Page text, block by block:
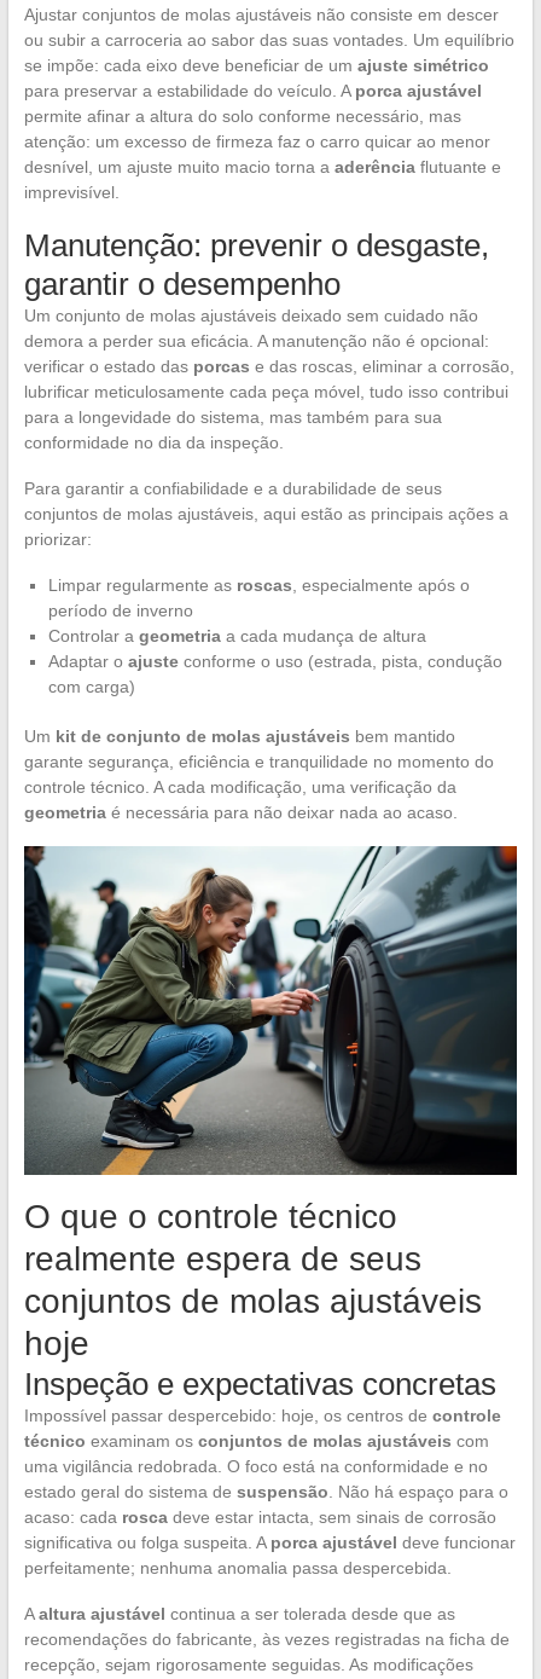
Ajustar conjuntos de molas ajustáveis não consiste em descer
ou subir a carroceria ao sabor das suas vontades. Um equilíbrio
se impõe: cada eixo deve beneficiar de um ajuste simétrico
para preservar a estabilidade do veículo. A porca ajustável
permite afinar a altura do solo conforme necessário, mas
atenção: um excesso de firmeza faz o carro quicar ao menor
desnível, um ajuste muito macio torna a aderênciaflutuante e
imprevisível.
Manutenção: prevenir o desgaste,
garantir o desempenho
Um conjunto de molas ajustáveis deixado sem cuidado não
demora a perder sua eficácia. A manutenção não é opcional:
verificar o estado das porcas e das roscas, eliminar a corrosão,
lubrificar meticulosamente cada peça móvel, tudo isso contribui
para a longevidade do sistema, mas também para sua
conformidade no dia da inspeção.
Para garantir a confiabilidade e a durabilidade de seus
conjuntos de molas ajustáveis, aqui estão as principais ações a
priorizar:
Limpar regularmente as roscas , especialmente após o
período de inverno
Controlar a geometriaa cada mudança de altura
Adaptar o ajusteconforme o uso (estrada, pista, condução
com carga)
Um kit de conjunto de molas ajustáveis bem mantido
garante segurança, eficiência e tranquilidade no momento do
controle técnico. A cada modificação, uma verificação da
geometriaé necessária para não deixar nada ao acaso.
O que o controle técnico
realmente espera de seus
conjuntos de molas ajustáveis
hoje
Inspeção e expectativas concretas
Impossível passar despercebido: hoje, os centros de controle
técnico examinam os conjuntos de molas ajustáveis com
uma vigilância redobrada. O foco está na conformidade e no
estado geral do sistema de suspensão . Não há espaço para o
acaso: cada roscadeve estar intacta, sem sinais de corrosão
significativa ou folga suspeita. A porca ajustável deve funcionar
perfeitamente; nenhuma anomalia passa despercebida.
Aaltura ajustável continua a ser tolerada desde que as
recomendações do fabricante, às vezes registradas na ficha de
recepção, sejam rigorosamente seguidas. As modificações